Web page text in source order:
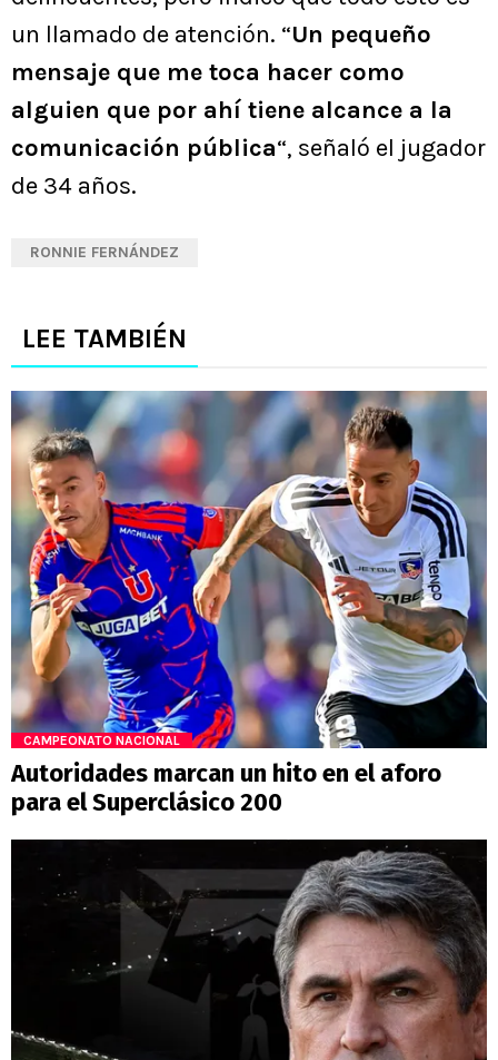
un llamado de atención. “Un pequeño
mensaje que me toca hacer como
alguien que por ahí tiene alcance a la
comunicación pública“, señaló el jugador
de 34 años.
RONNIE FERNÁNDEZ
LEE TAMBIÉN
CAMPEONATO NACIONAL
Autoridades marcan un hito en el aforo
para el Superclásico 200